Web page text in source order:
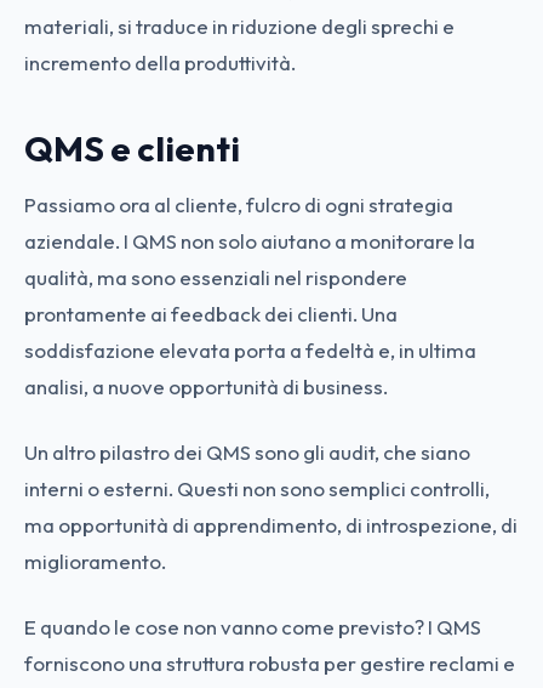
materiali, si traduce in riduzione degli sprechi e
incremento della produttività.
QMS e clienti
Passiamo ora al cliente, fulcro di ogni strategia
aziendale. I QMS non solo aiutano a monitorare la
qualità, ma sono essenziali nel rispondere
prontamente ai feedback dei clienti. Una
soddisfazione elevata porta a fedeltà e, in ultima
analisi, a nuove opportunità di business.
Un altro pilastro dei QMS sono gli audit, che siano
interni o esterni. Questi non sono semplici controlli,
ma opportunità di apprendimento, di introspezione, di
miglioramento.
E quando le cose non vanno come previsto? I QMS
forniscono una struttura robusta per gestire reclami e